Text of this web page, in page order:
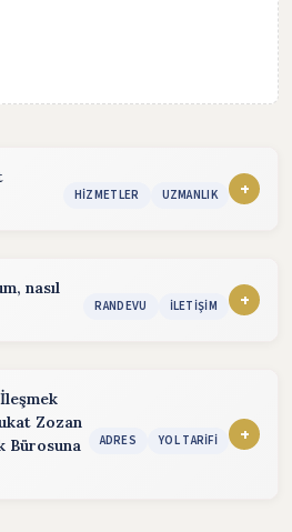
HIZMETLER UZMANLIK +
iletişime geçebilirsiniz.
nasıl
RANDEVU İLETIŞIM +
hızlı cevap alabilirsiniz.
Zozan
Bürosuna
ADRES YOL TARIFI +